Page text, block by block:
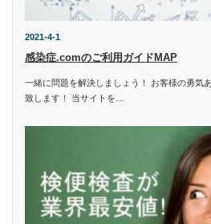
2021-4-1
感染症.comのご利用ガイドMAP
一緒に問題を解決しましょう！ お客様の勇気
致します！ 当サイトを…